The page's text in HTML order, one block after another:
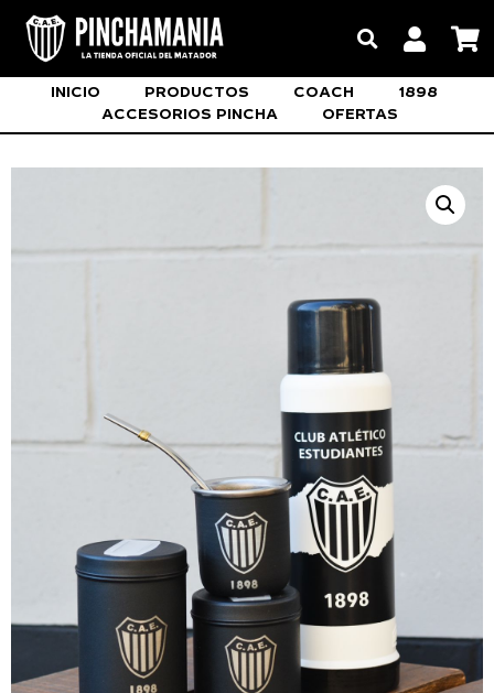
INICIO PRODUCTOS COACH
1898
ACCESORIOS PINCHA
OFERTAS